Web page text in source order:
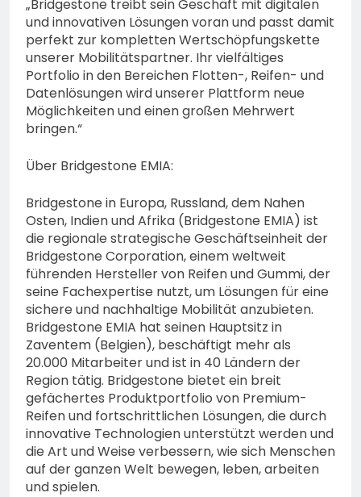
„Bridgestone treibt sein Geschäft mit digitalen
und innovativen Lösungen voran und passt damit
perfekt zur kompletten Wertschöpfungskette
unserer Mobilitätspartner. Ihr vielfältiges
Portfolio in den Bereichen Flotten-, Reifen- und
Datenlösungen wird unserer Plattform neue
Möglichkeiten und einen großen Mehrwert
bringen.“
Über Bridgestone EMIA:
Bridgestone in Europa, Russland, dem Nahen
Osten, Indien und Afrika (Bridgestone EMIA) ist
die regionale strategische Geschäftseinheit der
Bridgestone Corporation, einem weltweit
führenden Hersteller von Reifen und Gummi, der
seine Fachexpertise nutzt, um Lösungen für eine
sichere und nachhaltige Mobilität anzubieten.
Bridgestone EMIA hat seinen Hauptsitz in
Zaventem (Belgien), beschäftigt mehr als
20.000 Mitarbeiter und ist in 40 Ländern der
Region tätig. Bridgestone bietet ein breit
gefächertes Produktportfolio von Premium-
Reifen und fortschrittlichen Lösungen, die durch
innovative Technologien unterstützt werden und
die Art und Weise verbessern, wie sich Menschen
auf der ganzen Welt bewegen, leben, arbeiten
und spielen.